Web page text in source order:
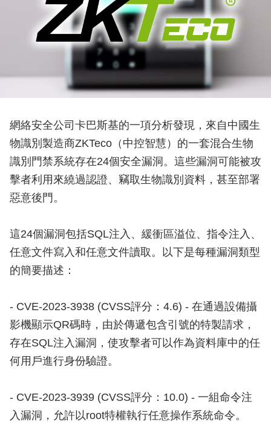
網絡安全公司卡巴斯基的一項分析發現，來自中國生
物識別製造商ZKTeco（中控智慧）的一套混合生物
識別門禁系統存在24個安全漏洞。這些漏洞可能被攻
擊者利用來繞過認證、竊取生物識別資料，甚至部署
惡意後門。
這24個漏洞包括SQL注入、緩衝區溢位、指令注入、
任意文件寫入和任意文件讀取。以下是每種漏洞類型
的簡要描述：
- CVE-2023-3938 (CVSS評分：4.6) - 在通過設備攝
影機顯示QR碼時，由於傳遞包含引號的特製請求，
存在SQL注入漏洞，使攻擊者可以作為資料庫中的任
何用戶進行身份驗證。
- CVE-2023-3939 (CVSS評分：10.0) - 一組命令注
入漏洞，允許以root特權執行任意操作系統命令。